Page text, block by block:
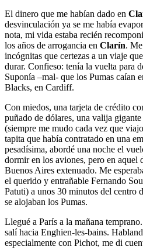
El dinero que me habían dado en
desvinculación ya se me había
nota, mi vida estaba recién
los años de arrogancia en Clarín.
incógnitas que certezas a un viaje
durar. Confieso: tenía la vuelta para
Suponía –mal- que los Pumas caían
Blacks, en Cardiff.
Con miedos, una tarjeta de crédito
puñado de dólares, una valija
(siempre me mudo cada vez que
tapita que había contratado en una
pesadísima, abordé una noche el
dormir en los aviones, pero en aquel
Buenos Aires extenuado. Me
el querido y entrañable Fernando
Patuti) a unos 30 minutos del centro
se alojaban los Pumas.
Llegué a París a la mañana
salí hacia Enghien-les-bains.
especialmente con Pichot, me di